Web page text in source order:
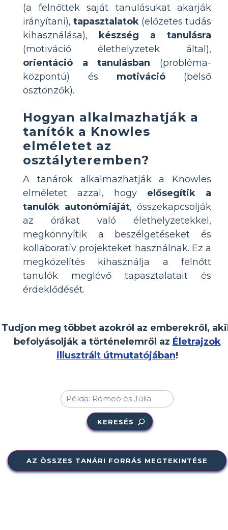
(a felnőttek saját tanulásukat akarják
irányítani), tapasztalatok (előzetes tudás
kihasználása),
készség a tanulásra
(motiváció élethelyzetek által),
orientáció a tanulásban (probléma-
központú) és motiváció (belső
ösztönzők).
Hogyan alkalmazhatják a
tanítók a Knowles
elméletet az
osztályteremben?
A tanárok alkalmazhatják a Knowles
elméletet azzal, hogy elősegítik a
tanulók autonómiáját, összekapcsolják
az órákat való élethelyzetekkel,
megkönnyítik a beszélgetéseket és
kollaboratív projekteket használnak. Ez a
megközelítés kihasználja a felnőtt
tanulók meglévő tapasztalatait és
érdeklődését.
Tudjon meg többet azokról az emberekről,
befolyásolják a történelemről az Életrajzok
illusztrált útmutatójában!
KERESÉS
AZ ÖSSZES TANÁRI FORRÁS MEGTEKINTÉSE